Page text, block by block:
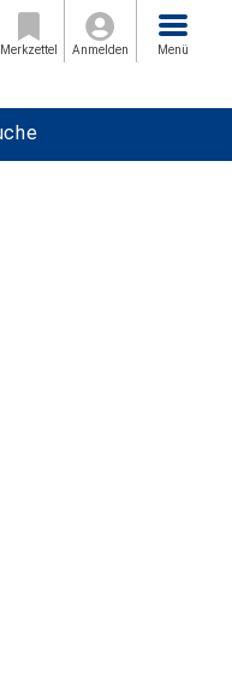
Merkzettel Anmelden
Menü
Menü